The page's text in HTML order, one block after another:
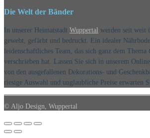
Die Welt der Bänder
In unserer Heimatstadt Wuppertal werden seit weit
gewebt, gefärbt und bedruckt. Ein idealer
leidenschaftliches Team, das sich ganz dem Thema
verschrieben hat. Lassen Sie sich in unserem
von den ausgefallenen Dekorations- und
riesige Auswahl und unglaubliche Preise erwarten
© Aljo Design, Wuppertal